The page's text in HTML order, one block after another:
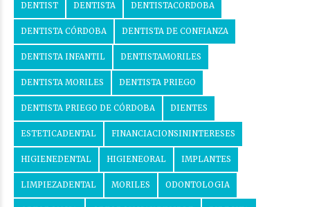
DENTIST DENTISTA DENTISTACORDOBA
DENTISTA CÓRDOBA DENTISTA DE CONFIANZA
DENTISTA INFANTIL DENTISTAMORILES
DENTISTA MORILES DENTISTA PRIEGO
DENTISTA PRIEGO DE CÓRDOBA DIENTES
ESTETICADENTAL FINANCIACIONSININTERESES
HIGIENEDENTAL HIGIENEORAL IMPLANTES
LIMPIEZADENTAL MORILES ODONTOLOGIA